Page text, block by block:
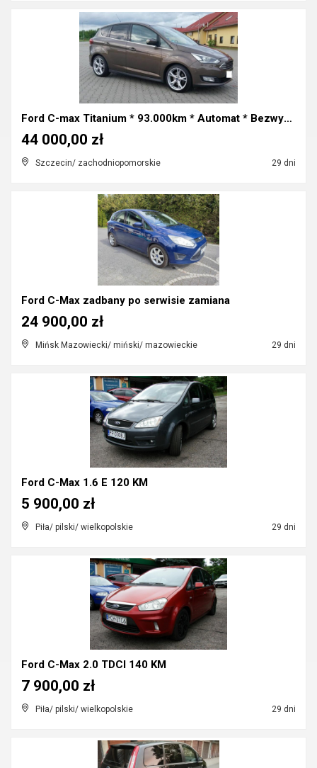
Ford C-max Titanium * 93.000km * Automat * Bezwyp....
Szczecin/ zachodniopomorskie 29 dni
44 000,00 zł
Ford C-Max zadbany po serwisie zamiana
Mińsk Mazowiecki/ miński/ mazowieckie 29 dni
24 900,00 zł
Ford C-Max 1.6 E 120 KM
Piła/ pilski/ wielkopolskie 29 dni
5 900,00 zł
Ford C-Max 2.0 TDCI 140 KM
Piła/ pilski/ wielkopolskie 29 dni
7 900,00 zł